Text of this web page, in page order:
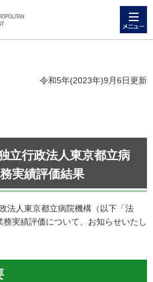
令和5年(2023年)9月6日更新
立行政法人東京都立病
実績評価結果
法人東京都立病院機構（以下「法
実績評価について、お知らせいたし